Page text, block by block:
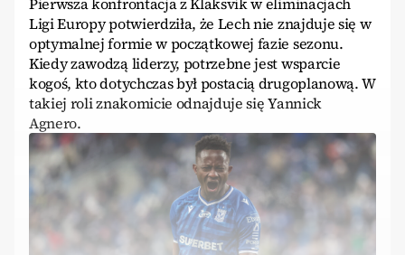
Ligi Europy potwierdziła, że Lech nie znajduje się w
optymalnej formie w początkowej fazie sezonu.
Kiedy zawodzą liderzy, potrzebne jest wsparcie
kogoś, kto dotychczas był postacią drugoplanową. W
takiej roli znakomicie odnajduje się Yannick
Agnero.